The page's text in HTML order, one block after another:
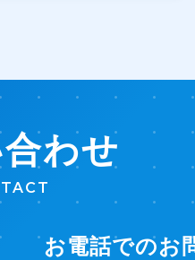
わせ
お電話でのお